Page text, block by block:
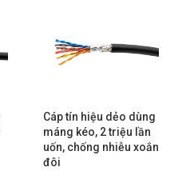
Cáp tín hiệu dẻo dùng
máng kéo, 2 triệu lần
uốn, chống nhiễu xoắn
đôi